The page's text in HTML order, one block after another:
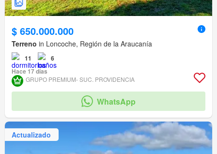
$ 650.000.000
Terreno in Loncoche, Región de la Araucanía
11
6
Hace 17 días
GRUPO PREMIUM- SUC. PROVIDENCIA
WhatsApp
Actualizado